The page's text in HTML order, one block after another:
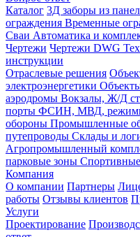
Каталог 3Д заборы из
ограждения Временные
Cваи Автоматика и
Чертежи Чертежи DWG
инструкции
Отраслевые решения
электроэнергетики
аэродромы Вокзалы, Ж/Д
порты ФСИН, МВД,
обороны Промышленные
путепроводы Склады и
Агропромышленный
парковые зоны
Компания
О компании Партнеры
работы Отзывы клиентов
Услуги
Проектирование